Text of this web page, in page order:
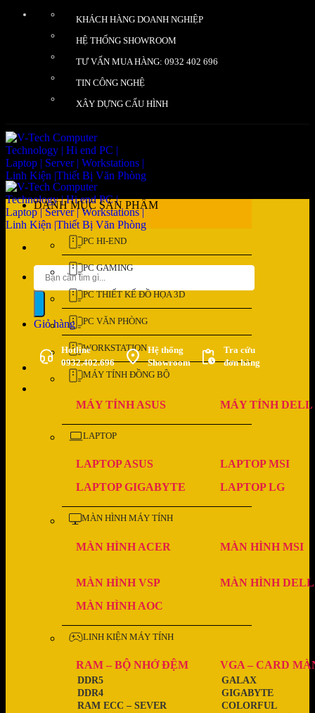
KHÁCH HÀNG DOANH NGHIỆP
HỆ THỐNG SHOWROOM
TƯ VẤN MUA HÀNG: 0932 402 696
TIN CÔNG NGHỆ
XÂY DỰNG CẤU HÌNH
Tìm
kiếm:
Giỏ hàng
Hotline
0932.402.696
Hệ thống
Showroom
Tra cứu
đơn hàng
DANH MỤC SẢN PHẨM
PC HI-END
PC GAMING
PC THIẾT KẾ ĐỒ HỌA 3D
PC VĂN PHÒNG
WORKSTATION
MÁY TÍNH ĐỒNG BỘ
MÁY TÍNH ASUS MÁY TÍNH DELL
LAPTOP
LAPTOP ASUS
LAPTOP MSI
LAPTOP GIGABYTE
LAPTOP LG
MÀN HÌNH MÁY TÍNH
MÀN HÌNH ACER MÀN HÌNH MSI
MÀN HÌNH VSP
MÀN HÌNH DELL
MÀN HÌNH AOC
LINH KIỆN MÁY TÍNH
RAM – BỘ NHỚ ĐỆM
RAM ECC – SEVER
DDR4
DDR5
VGA – CARD
COLORFUL
GIGABYTE
GALAX